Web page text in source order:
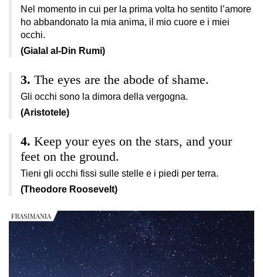
Nel momento in cui per la prima volta ho sentito l’amore
ho abbandonato la mia anima, il mio cuore e i miei
occhi.
(Gialal al-Din Rumi)
The eyes are the abode of shame.
Gli occhi sono la dimora della vergogna.
(Aristotele)
Keep your eyes on the stars, and your
feet on the ground.
Tieni gli occhi fissi sulle stelle e i piedi per terra.
(Theodore Roosevelt)